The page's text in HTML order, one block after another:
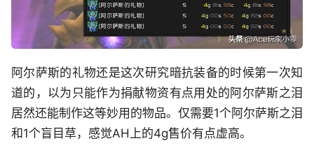
阿尔萨斯的礼物还是这次研究暗抗装备的时候第一次知
道的，以为只能作为捐献物资有点用处的阿尔萨斯之泪
居然还能制作这等妙用的物品。仅需要1个阿尔萨斯之泪
和1个盲目草，感觉AH上的4g售价有点虚高。